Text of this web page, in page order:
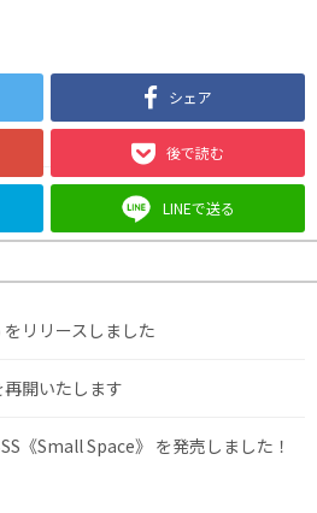
シェア
後で読む
LINEで送る
リリースしました
開いたします
《Small Space》 を発売しました！